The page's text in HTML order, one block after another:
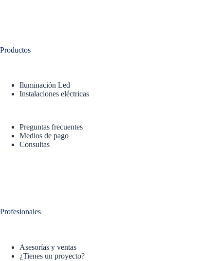
Productos
Iluminación Led
Instalaciones eléctricas
Preguntas frecuentes
Medios de pago
Consultas
Profesionales
Asesorías y ventas
¿Tienes un proyecto?